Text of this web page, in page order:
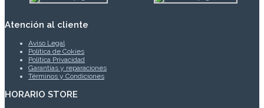
Atención al cliente
Aviso Legal
Política de Cokies
Política Privacidad
Garantías y reparaciones
Términos y Condiciones
HORARIO STORE